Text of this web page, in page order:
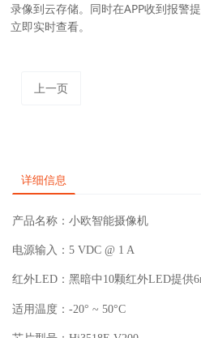
录像到云存储。同时在APP收到报警
立即实时查看。
上一页
详细信息
产品名称：小欧智能摄像机
电源输入：5 VDC @ 1 A
红外LED：黑暗中10颗红外LED提供
适用温度：-20° ~ 50°C